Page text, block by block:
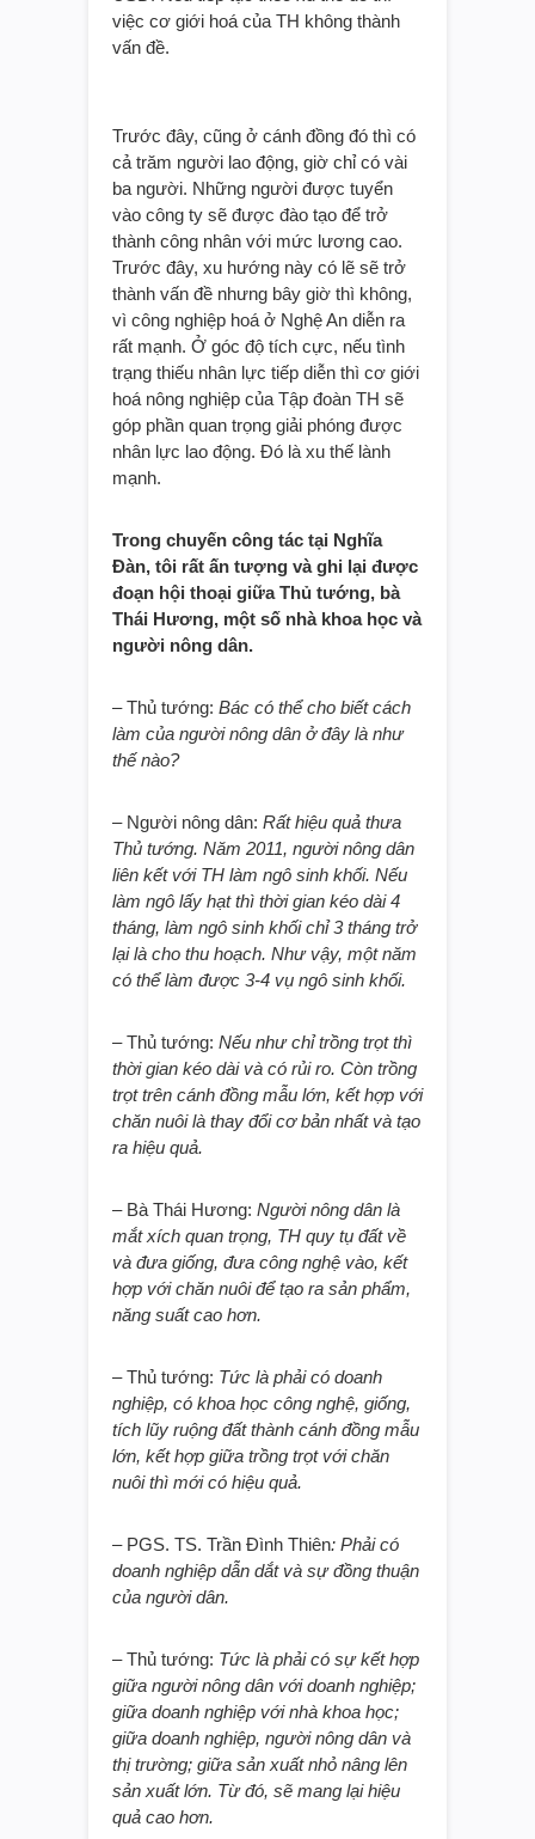
việc cơ giới hoá của TH không thành
vấn đề.
Trước đây, cũng ở cánh đồng đó thì có
cả trăm người lao động, giờ chỉ có vài
ba người. Những người được tuyển
vào công ty sẽ được đào tạo để trở
thành công nhân với mức lương cao.
Trước đây, xu hướng này có lẽ sẽ trở
thành vấn đề nhưng bây giờ thì không,
vì công nghiệp hoá ở Nghệ An diễn ra
rất mạnh. Ở góc độ tích cực, nếu tình
trạng thiếu nhân lực tiếp diễn thì cơ giới
hoá nông nghiệp của Tập đoàn TH sẽ
góp phần quan trọng giải phóng được
nhân lực lao động. Đó là xu thế lành
mạnh.
Trong chuyến công tác tại Nghĩa
Đàn, tôi rất ấn tượng và ghi lại được
đoạn hội thoại giữa Thủ tướng, bà
Thái Hương, một số nhà khoa học và
người nông dân.
– Thủ tướng: Bác có thể cho biết cách
làm của người nông dân ở đây là như
thế nào?
– Người nông dân: Rất hiệu quả thưa
Thủ tướng. Năm 2011, người nông dân
liên kết với TH làm ngô sinh khối. Nếu
làm ngô lấy hạt thì thời gian kéo dài 4
tháng, làm ngô sinh khối chỉ 3 tháng trở
lại là cho thu hoạch. Như vậy, một năm
có thể làm được 3-4 vụ ngô sinh khối.
– Thủ tướng: Nếu như chỉ trồng trọt thì
thời gian kéo dài và có rủi ro. Còn trồng
trọt trên cánh đồng mẫu lớn, kết hợp với
chăn nuôi là thay đổi cơ bản nhất và tạo
ra hiệu quả.
– Bà Thái Hương: Người nông dân là
mắt xích quan trọng, TH quy tụ đất về
và đưa giống, đưa công nghệ vào, kết
hợp với chăn nuôi để tạo ra sản phẩm,
năng suất cao hơn.
– Thủ tướng: Tức là phải có doanh
nghiệp, có khoa học công nghệ, giống,
tích lũy ruộng đất thành cánh đồng mẫu
lớn, kết hợp giữa trồng trọt với chăn
nuôi thì mới có hiệu quả.
– PGS. TS. Trần Đình Thiên: Phải có
doanh nghiệp dẫn dắt và sự đồng thuận
của người dân.
– Thủ tướng: Tức là phải có sự kết hợp
giữa người nông dân với doanh nghiệp;
giữa doanh nghiệp với nhà khoa học;
giữa doanh nghiệp, người nông dân và
thị trường; giữa sản xuất nhỏ nâng lên
sản xuất lớn. Từ đó, sẽ mang lại hiệu
quả cao hơn.